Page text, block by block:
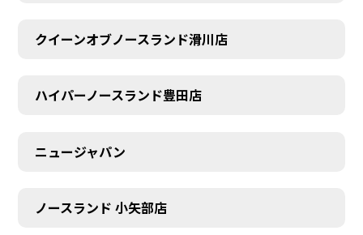
クイーンオブノースランド滑川店
ハイパーノースランド豊田店
ニュージャパン
ノースランド 小矢部店